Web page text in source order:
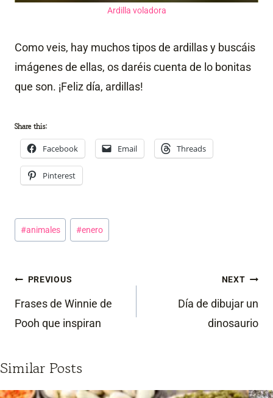
Ardilla voladora
Como veis, hay muchos tipos de ardillas y buscáis
imágenes de ellas, os daréis cuenta de lo bonitas
que son. ¡Feliz día, ardillas!
Share this:
Facebook Email Threads
Pinterest
Post
Tags:
#animales #enero
Post
navigation
PREVIOUS
Frases de Winnie de
Pooh que inspiran
NEXT
Día de dibujar un
dinosaurio
Similar Posts